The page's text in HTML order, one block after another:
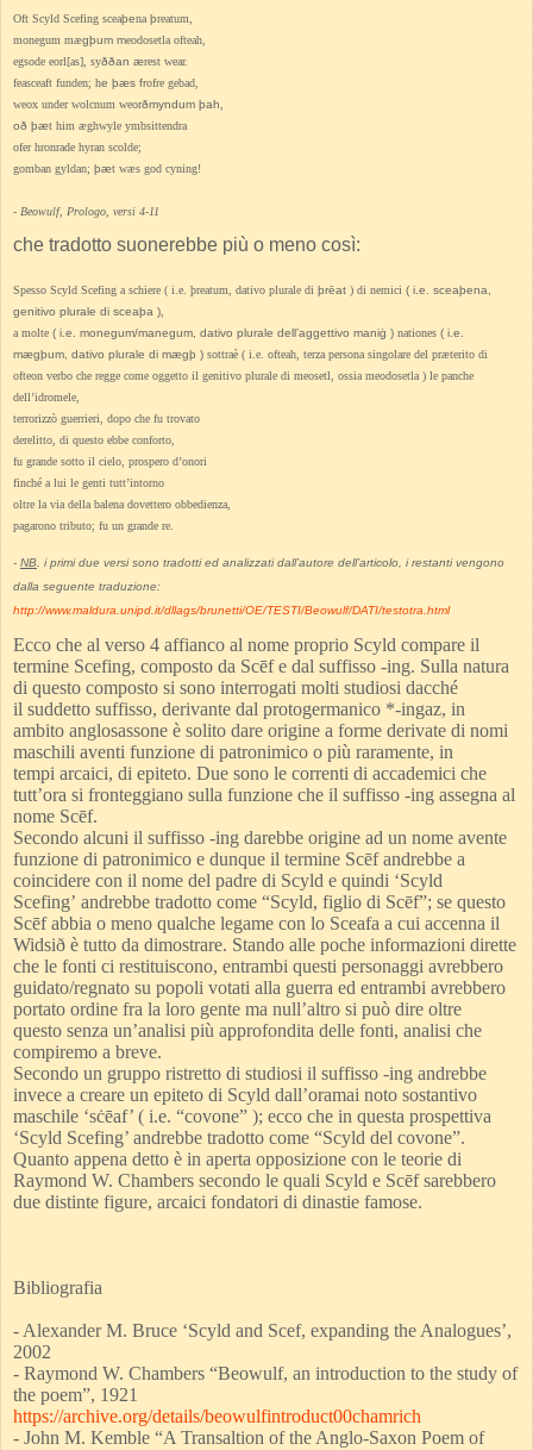
Oft Scyld Scefing sceaþena þreatum,
monegum mægþum meodosetla ofteah,
egsode eorl[as], syððan ærest wear.
feasceaft funden; he þæs frofre gebad,
weox under wolcnum weorðmyndum þah
oð þæt him æghwyle ymbsittendra
ofer hronrade hyran scolde;
gomban gyldan; þæt wæs god cyning!
- Beowulf, Prologo, versi 4-11
che tradotto suonerebbe più o meno così:
Spesso Scyld Scefing a schiere ( i.e. þreatum, dativo plurale di þrēat ) di nemici ( i.e. sceaþena,
genitivo plurale di sceaþa )
a molte ( i.e. monegum/manegum, dativo plurale dell’aggettivo maniġ ) nationes ( i.e.
mægþum, dativo plurale di mægþ ) sottraè ( i.e. ofteah, terza persona singolare del præterito di
ofteon verbo che regge come oggetto il genitivo plurale di meosetl, ossia meodosetla ) le panche
dell’idromele,
terrorizzò guerrieri, dopo che fu trovato
derelitto, di questo ebbe conforto,
fu grande sotto il cielo, prospero d’onori
finché a lui le genti tutt’intorno
oltre la via della balena dovettero obbedienza,
pagarono tributo; fu un grande re.
- NB . i primi due versi sono tradotti ed analizzati dall’autore dell’articolo, i restanti vengono
dalla seguente traduzione:
http://www.maldura.unipd.it/dllags/brunetti/OE/TESTI/Beowulf/DATI/testotra.html
Ecco che al verso 4 affianco al nome proprio Scyld compare il
termine Scefing, composto da Scēf e dal suffisso -ing. Sulla natura
di questo composto si sono interrogati molti studiosi dacché
il suddetto suffisso, derivante dal protogermanico *-ingaz, in
ambito anglosassone è solito dare origine a forme derivate di nomi
maschili aventi funzione di patronimico o più raramente, in
tempi arcaici, di epiteto. Due sono le correnti di accademici che
tutt’ora si fronteggiano sulla funzione che il suffisso -ing assegna al
nome Scēf.
Secondo alcuni il suffisso -ing darebbe origine ad un nome avente
funzione di patronimico e dunque il termine Scēf andrebbe a
coincidere con il nome del padre di Scyld e quindi ‘Scyld
Scefing’ andrebbe tradotto come “Scyld, figlio di Scēf”; se questo
Scēf abbia o meno qualche legame con lo Sceafa a cui accenna il
Widsið è tutto da dimostrare. Stando alle poche informazioni dirette
che le fonti ci restituiscono, entrambi questi personaggi avrebbero
guidato/regnato su popoli votati alla guerra ed entrambi avrebbero
portato ordine fra la loro gente ma null’altro si può dire oltre
questo senza un’analisi più approfondita delle fonti, analisi che
compiremo a breve.
Secondo un gruppo ristretto di studiosi il suffisso -ing andrebbe
invece a creare un epiteto di Scyld dall’oramai noto sostantivo
maschile ‘sċēaf’ ( i.e. “covone” ); ecco che in questa prospettiva
‘Scyld Scefing’ andrebbe tradotto come “Scyld del covone”.
Quanto appena detto è in aperta opposizione con le teorie di
Raymond W. Chambers secondo le quali Scyld e Scēf sarebbero
due distinte figure, arcaici fondatori di dinastie famose.
Bibliografia
- Alexander M. Bruce ‘Scyld and Scef, expanding the Analogues’,
2002
- Raymond W. Chambers “Beowulf, an introduction to the study of
the poem”, 1921
https://archive.org/details/beowulfintroduct00chamrich
- John M. Kemble “A Transaltion of the Anglo-Saxon Poem of